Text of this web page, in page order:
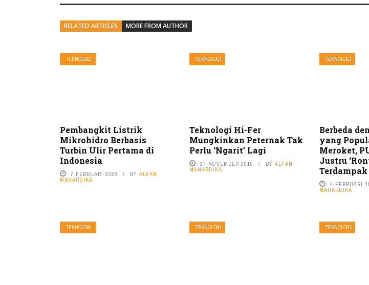
RELATED ARTICLES MORE FROM AUTHOR
TEKNOLOGI
Pembangkit Listrik
Mikrohidro Berbasis
Turbin Ulir Pertama di
Indonesia
7 FEBRUARI 2020 BY ALFAN
MAHARDIKA
TEKNOLOGI
Teknologi Hi-Fer
Mungkinkan Peternak Tak
Perlu ‘Ngarit’ Lagi
27 NOVEMBER 2019 BYALFAN
MAHARDIKA
TEKNOLOGI
Berbeda
yang
Meroket,
Justru
4 FEBRUARI
MAHARDIKA
TEKNOLOGI TEKNOLOGI TEKNOLOGI